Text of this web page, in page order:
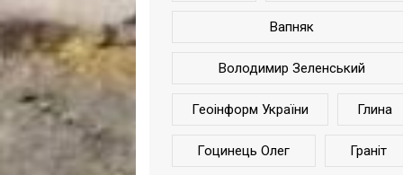
Вапняк
Володимир Зеленський
Геоінформ України Глина
Гоцинець Олег Граніт